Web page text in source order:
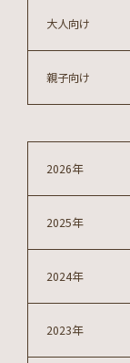
親子向け
大人向け
2026年
2025年
2024年
2023年